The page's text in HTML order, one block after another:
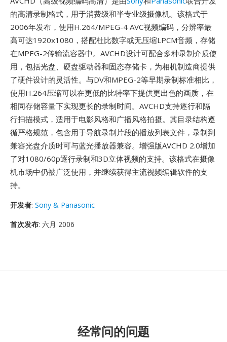
的高清录制格式，用于消费级和半专业级摄像机。该格式于
2006年发布，使用H.264/MPEG-4 AVC视频编码，分辨率最
高可达1920x1080，搭配杜比数字或无压缩LPCM音频，存储
在MPEG-2传输流容器中。AVCHD设计可配合多种录制介质使
用，包括光盘、硬盘驱动器和固态存储卡，为相机制造商提供
了硬件设计的灵活性。与DV和MPEG-2等早期录制标准相比，
使用H.264压缩可以在更低的比特率下提供更出色的画质，在
相同存储容量下实现更长的录制时间。AVCHD支持逐行和隔
行扫描模式，适用于电影风格和广播风格拍摄。其目录结构遵
循严格规范，包含用于导航录制片段的播放列表文件，录制到
兼容光盘介质时可与蓝光播放器兼容。增强版AVCHD 2.0增加
了对1080/60p逐行录制和3D立体视频的支持。该格式在摄像
机市场中仍被广泛使用，并继续获得主流视频编辑软件的支
持。
开发者: Sony & Panasonic
首次发布: 六月 2006
经常问的问题